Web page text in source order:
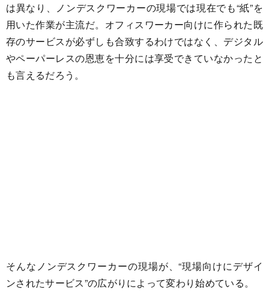
は異なり、ノンデスクワーカーの現場では現在でも“紙”を
用いた作業が主流だ。オフィスワーカー向けに作られた既
存のサービスが必ずしも合致するわけではなく、デジタル
やペーパーレスの恩恵を十分には享受できていなかったと
も言えるだろう。
そんなノンデスクワーカーの現場が、“現場向けにデザイ
ンされたサービス”の広がりによって変わり始めている。